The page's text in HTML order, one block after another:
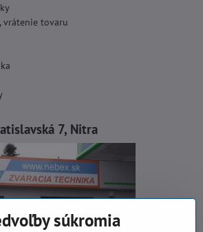
vrátenie tovaru
7, Nitra
súkromia